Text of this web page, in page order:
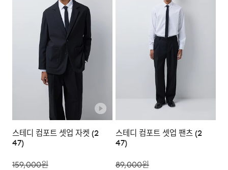
스테디 컴포트 셋업 자켓 (2
47)
159,000원
스테디 컴포트 셋업 팬츠 (2
47)
89,000원